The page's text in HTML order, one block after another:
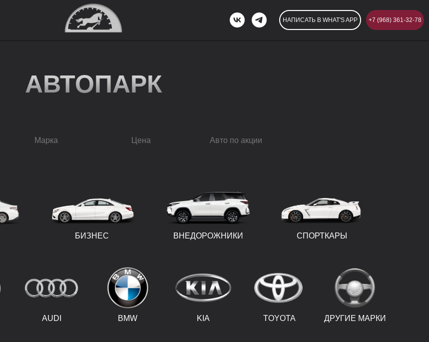
НАПИСАТЬ В WHAT'S APP +7 (968) 361-32-78
АВТОПАРК
Марка Цена Авто по акции
БИЗНЕС ВНЕДОРОЖНИКИ СПОРТКАРЫ
TOYOTA
BMW KIA
AUDI ДРУГИЕ МАРКИ